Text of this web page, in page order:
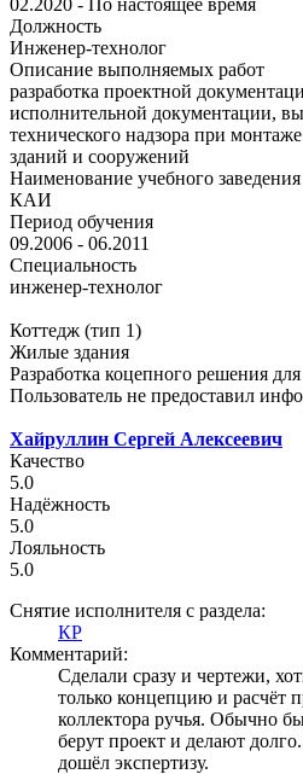
Должность
Инженер-технолог
Описание выполняемых работ
разработка проектной
исполнительной документации,
технического надзора при
зданий и сооружений
Наименование учебного заведения
КАИ
Период обучения
09.2006 - 06.2011
Специальность
инженер-технолог
Коттедж (тип 1)
Жилые здания
Разработка коцепного решения
Пользователь не предоставил
Хайруллин Сергей Алексеевич
Качество
5.0
Надёжность
5.0
Лояльность
5.0
Снятие исполнителя с раздела:
КР
Комментарий:
Сделали сразу и чертежи,
только концепцию и расчёт
коллектора ручья. Обычно
берут проект и делают
дошёл экспертизу.